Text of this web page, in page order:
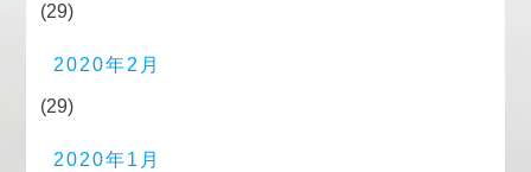
(29)
2020年2月
(29)
2020年1月